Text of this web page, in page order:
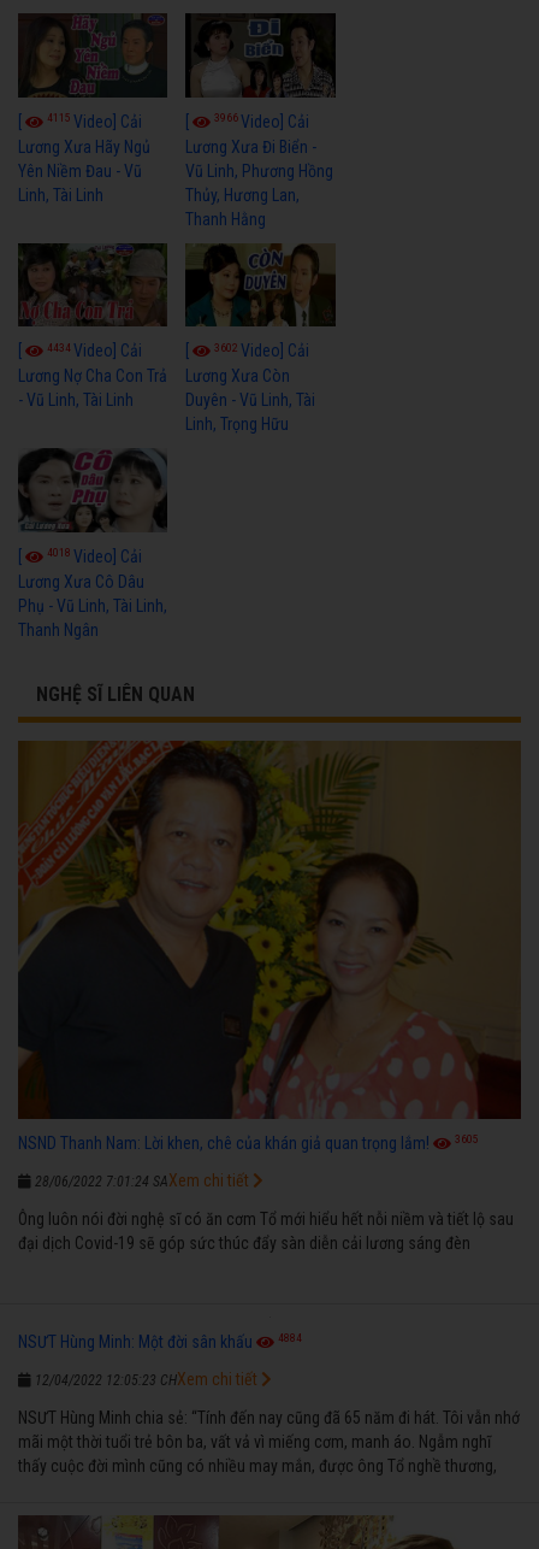
[ 4115 Video] Cải
Lương Xưa Hãy Ngủ
Yên Niềm Đau - Vũ
Linh, Tài Linh
[ 3966Video] Cải
Lương Xưa Đi Biển -
Vũ Linh, Phương Hồng
Thủy, Hương Lan,
Thanh Hằng
4434Video] Cải
Lương Nợ Cha Con Trả
- Vũ Linh, Tài Linh
3602Video] Cải
Lương Xưa Còn
Duyên - Vũ Linh, Tài
Linh, Trọng Hữu
4018 Video] Cải
Lương Xưa Cô Dâu
Phụ - Vũ Linh, Tài Linh,
Thanh Ngân
NGHỆ SĨ LIÊN QUAN
NSND Thanh Nam: Lời khen, chê của khán giả quan trọng lắm! 3605
28/06/2022 7:01:24 SA
Ông luôn nói đời nghệ sĩ có ăn cơm Tổ mới hiểu hết nỗi niềm và tiết lộ sau
đại dịch Covid-19 sẽ góp sức thúc đẩy sàn diễn cải lương sáng đèn
Xem chi tiết
NSƯT Hùng Minh: Một đời sân khấu 4884
12/04/2022 12:05:23 CH
NSƯT Hùng Minh chia sẻ: “Tính đến nay cũng đã 65 năm đi hát. Tôi vẫn nhớ
mãi một thời tuổi trẻ bôn ba, vất vả vì miếng cơm, manh áo. Ngẫm nghĩ
thấy cuộc đời mình cũng có nhiều may mắn, được ông Tổ nghề thương,
ngược nhận được những cơ may để từng bước thành danh với nghiệp ca
diễn”.
Xem chi tiết